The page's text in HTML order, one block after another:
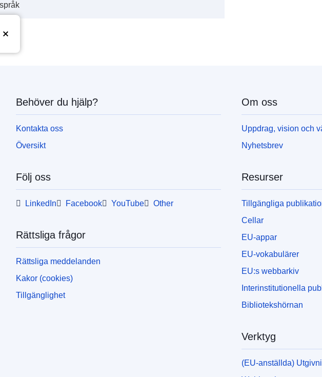
Behöver du hjälp?
Kontakta oss
Översikt
Följ oss
LinkedIn Facebook YouTube Other
Rättsliga frågor
Rättsliga meddelanden
Kakor (cookies)
Tillgänglighet
Om oss
Uppdrag, vision och
Nyhetsbrev
Resurser
Tillgängliga
Cellar
EU-appar
EU-vokabulärer
EU:s webbarkiv
Interinstitutionella
Bibliotekshörnan
Verktyg
(EU-anställda)